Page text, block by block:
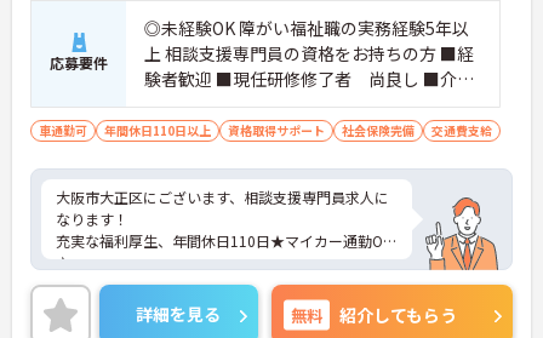
応募要件
◎未経験OK 障がい福祉職の実務経験5年以
上 相談支援専門員の資格をお持ちの方 ■経
験者歓迎 ■現任研修修了者 尚良し ■介護
支援専門員、社会福祉士、介護福祉士あれ
ば尚良し
車通勤可 年間休日110日以上 資格取得サポート 社会保険完備 交通費支給
大阪市大正区にございます、相談支援専門員求人に
なります！
充実な福利厚生、年間休日110日★マイカー通勤OK
♪
ご興味のある方は、マイナビ介護職までお問い合わ
せください。詳細を見る 無料 紹介してもらう